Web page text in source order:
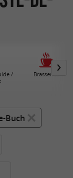
/
Brasseries
Buch